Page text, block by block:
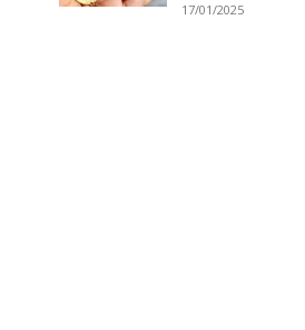
17/01/2025